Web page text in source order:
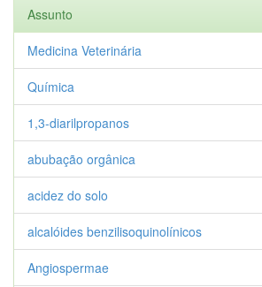
Assunto
Medicina Veterinária
Química
1,3-diarilpropanos
abubação orgânica
acidez do solo
alcalóides benzilisoquinolínicos
Angiospermae